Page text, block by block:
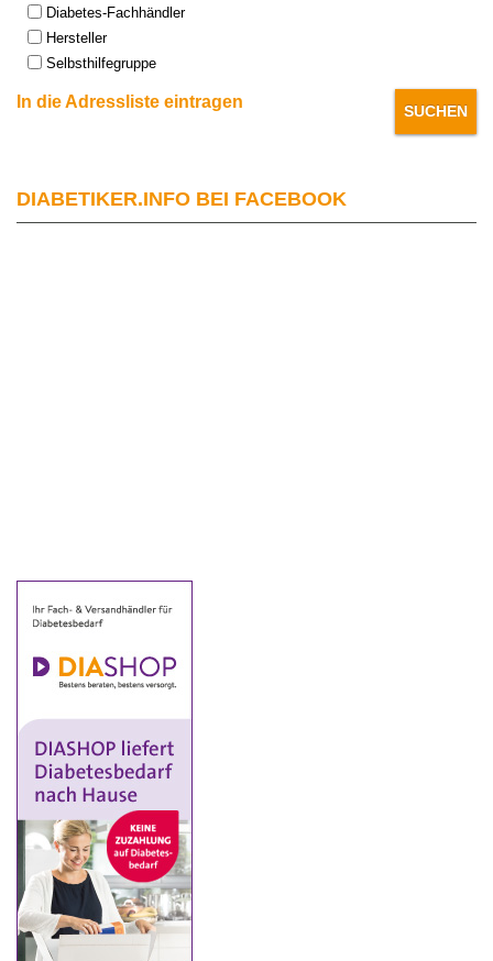
Diabetes-Fachhändler
Hersteller
Selbsthilfegruppe
In die Adressliste eintragen
DIABETIKER.INFO BEI FACEBOOK